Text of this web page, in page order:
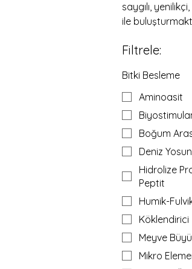
saygılı,
ile
Filtrele:
Bitki Besleme
Aminoasit
Boğum
Deniz
Hidrolize
Peptit
Humik-
Köklendirici
Meyve
Mikro